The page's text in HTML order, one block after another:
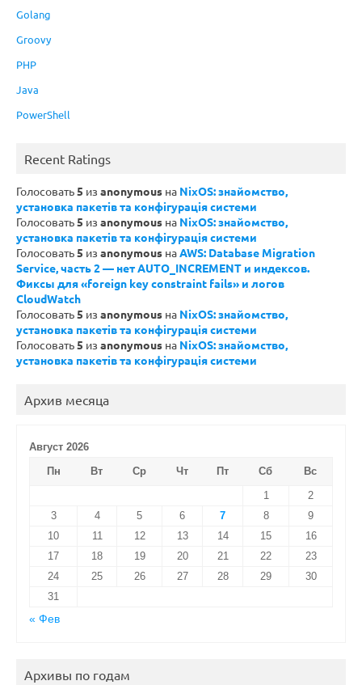
Golang
Groovy
PHP
Java
PowerShell
Recent Ratings
Голосовать5 из anonymous на NixOS: знайомство,
установка пакетів та конфігурація системи
Голосовать5 из anonymous на NixOS: знайомство,
установка пакетів та конфігурація системи
Голосовать5 из anonymous наAWS: Database Migration
Service, часть 2 — нет AUTO_INCREMENT и индексов.
Фиксы для «foreign key constraint fails» и логов
CloudWatch
Голосовать5 из anonymous на NixOS: знайомство,
установка пакетів та конфігурація системи
Голосовать5 из anonymous на NixOS: знайомство,
установка пакетів та конфігурація системи
Архив месяца
Август 2026
Пн
Вт Ср Чт Пт Сб
Вс
1
2
3
4 5 6 7 8
9
10
11 12 13 14 15
16
17
18 19 20 21 22
23
24
25 26 27 28 29
30
31
« Фев
Архивы по годам